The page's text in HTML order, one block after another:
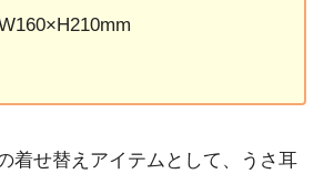
着せ替えアイテムとして、うさ耳